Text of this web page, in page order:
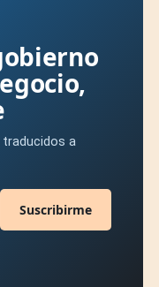
traducidos a
Suscribirme